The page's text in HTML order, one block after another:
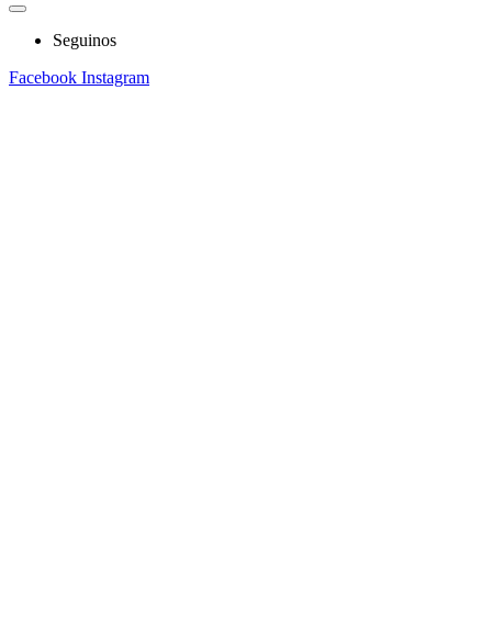
Seguinos
Facebook Instagram